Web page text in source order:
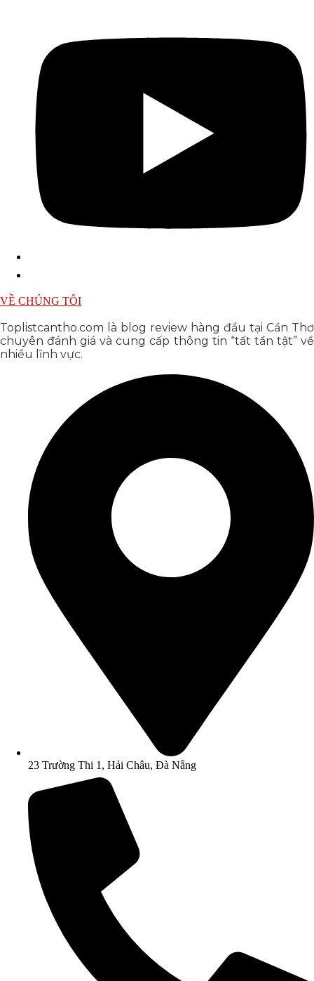
VỀ CHÚNG TÔI
Toplistcantho.com là blog review hàng đầu tại Cần Thơ
chuyên đánh giá và cung cấp thông tin “tất tần tật” về
nhiều lĩnh vực.
23 Trường Thi 1, Hải Châu, Đà Nẵng